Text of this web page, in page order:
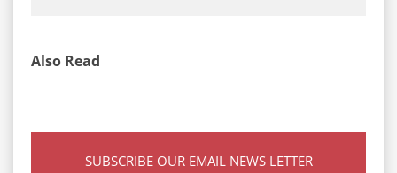
Also Read
SUBSCRIBE OUR EMAIL NEWS LETTER